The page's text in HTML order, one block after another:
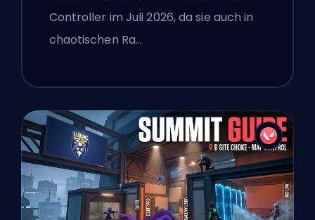
Controller im Juli 2026, da sie auch in
chaotischen Ra…